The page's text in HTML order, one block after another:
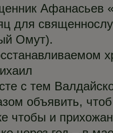
Афанасьев
для
Омут).
с тем
объявить,
чтобы и